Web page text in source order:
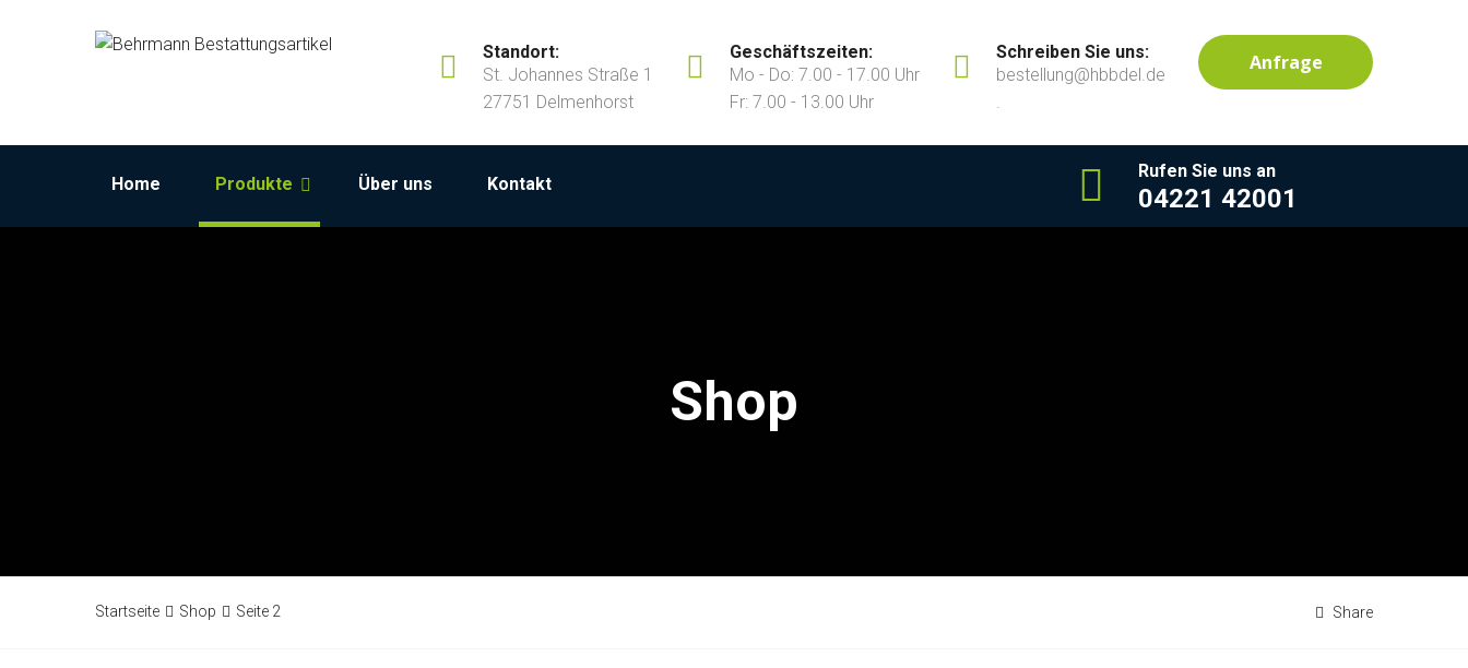
Standort:
St. Johannes Straße 1
27751 Delmenhorst
Geschäftszeiten:
Mo - Do: 7.00 - 17.00 Uhr
Fr: 7.00 - 13.00 Uhr
Schreiben Sie uns:
bestellung@hbbdel.de
.
Anfrage
Home Produkte Über uns Kontakt
Rufen Sie uns an
04221 42001
Shop
Startseite Shop Seite 2 Share